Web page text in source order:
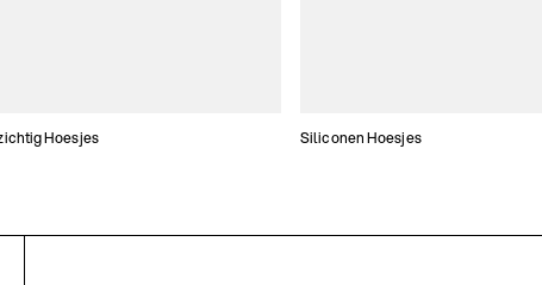
Hoesjes Siliconen Hoesjes